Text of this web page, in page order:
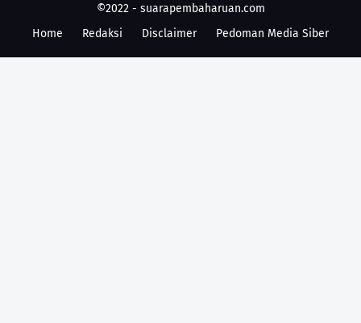
©2022 - suarapembaharuan.com
Home
Redaksi Disclaimer Pedoman Media Siber